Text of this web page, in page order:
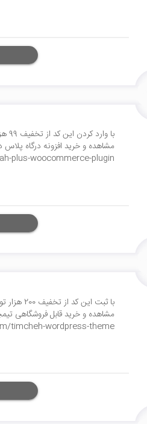
با
plus-woocommerce-plugin
با ثبت
timcheh-wordpress-theme/